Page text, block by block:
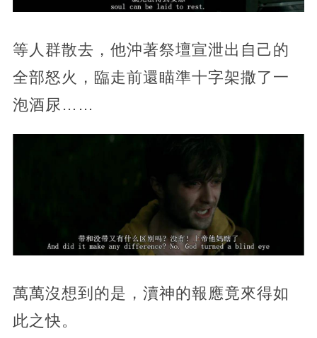
等人群散去，他沖著祭壇宣泄出自己的
全部怒火，臨走前還瞄準十字架撒了一
泡酒尿……
萬萬沒想到的是，瀆神的報應竟來得如
此之快。